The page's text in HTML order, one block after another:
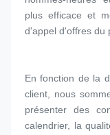
plus efficace et
d'appel d'offres du
En fonction de la
client, nous
présenter des
calendrier, la